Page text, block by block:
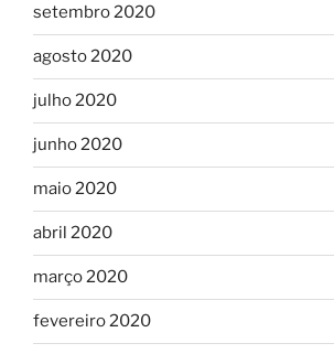
setembro 2020
agosto 2020
julho 2020
junho 2020
maio 2020
abril 2020
março 2020
fevereiro 2020